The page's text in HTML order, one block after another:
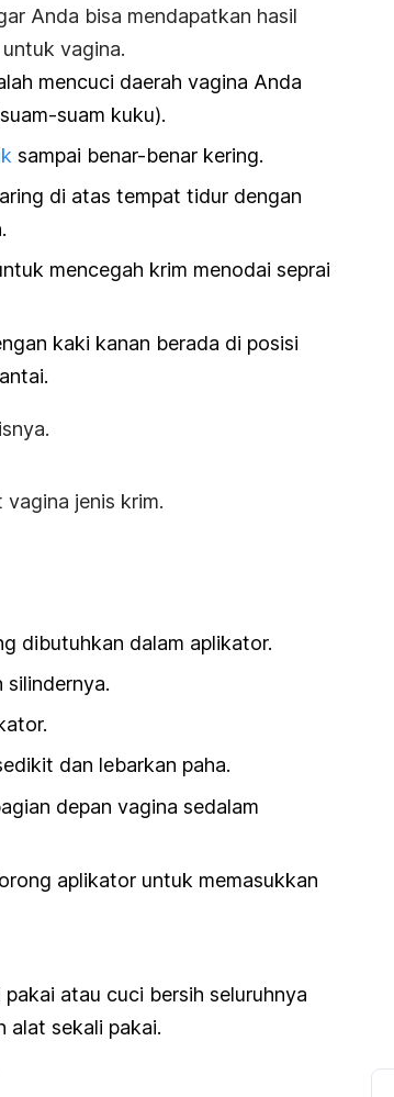
Anda bisa mendapatkan hasil
vagina.
mencuci daerah vagina Anda
suam kuku).
sampai benar-benar kering.
di atas tempat tidur dengan
mencegah krim menodai seprai
kaki kanan berada di posisi
jenis krim.
dibutuhkan dalam aplikator.
dan lebarkan paha.
depan vagina sedalam
aplikator untuk memasukkan
atau cuci bersih seluruhnya
alat sekali pakai.